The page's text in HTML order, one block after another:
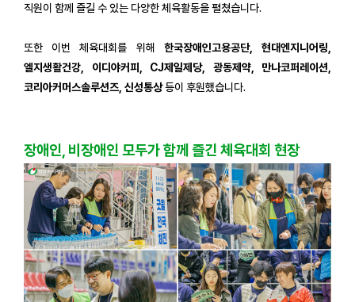
직원이 함께 즐길 수 있는 다양한 체육활동을 펼쳤습니다.
또한 이번 체육대회를 위해 한국장애인고용공단, 현대엔지니어링,
엘지생활건강, 이디야커피, CJ제일제당, 광동제약, 만나코퍼레이션,
코리아커머스솔루션즈, 신성통상등이 후원했습니다.
장애인, 비장애인 모두가 함께 즐긴 체육대회 현장